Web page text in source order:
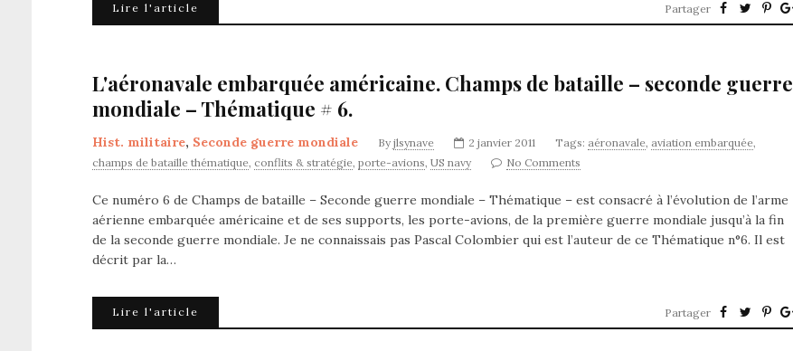
Lire l'article Partager
L'aéronavale embarquée américaine. Champs de bataille – seconde guerre
mondiale – Thématique # 6.
Hist. militaire, Seconde guerre mondiale By jlsynave 2 janvier 2011 Tags: aéronavale, aviation embarquée,
champs de bataille thématique, conflits & stratégie, porte-avions, US navy No Comments
Ce numéro 6 de Champs de bataille – Seconde guerre mondiale – Thématique – est consacré à l’évolution de l’arme
aérienne embarquée américaine et de ses supports, les porte-avions, de la première guerre mondiale jusqu’à la fin
de la seconde guerre mondiale. Je ne connaissais pas Pascal Colombier qui est l’auteur de ce Thématique n°6. Il est
décrit par la…
Lire l'article Partager